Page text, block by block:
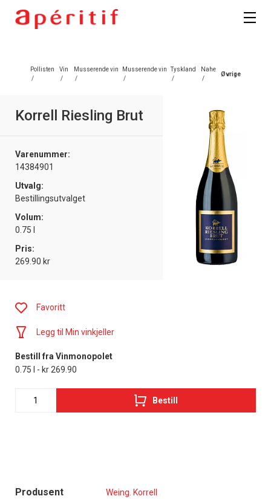
Pollisten
/
Vin
/
Musserende vin
/
Musserende vin
/
Tyskland
/
Nahe
/
Øvrige
Korrell Riesling Brut
Varenummer:
14384901
Utvalg:
Bestillingsutvalget
Volum:
0.75 l
Pris:
269.90 kr
Produsent Weing. Korrell
Favoritt
Legg til Min vinkjeller
Bestill fra Vinmonopolet
0.75 l - kr 269.90
Bestill